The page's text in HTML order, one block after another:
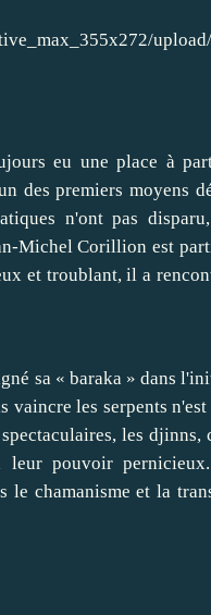
eu une place à
des premiers moyens
n'ont pas
Michel Corillion est
et troublant, il a
sa « baraka » dans
vaincre les serpents
les
pouvoir
chamanisme et la